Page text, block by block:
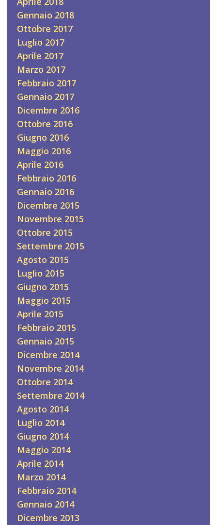
Gennaio 2018
Ottobre 2017
Luglio 2017
Aprile 2017
Marzo 2017
Febbraio 2017
Gennaio 2017
Dicembre 2016
Ottobre 2016
Giugno 2016
Maggio 2016
Aprile 2016
Febbraio 2016
Gennaio 2016
Dicembre 2015
Novembre 2015
Ottobre 2015
Settembre 2015
Agosto 2015
Luglio 2015
Giugno 2015
Maggio 2015
Aprile 2015
Febbraio 2015
Gennaio 2015
Dicembre 2014
Novembre 2014
Ottobre 2014
Settembre 2014
Agosto 2014
Luglio 2014
Giugno 2014
Maggio 2014
Aprile 2014
Marzo 2014
Febbraio 2014
Gennaio 2014
Dicembre 2013